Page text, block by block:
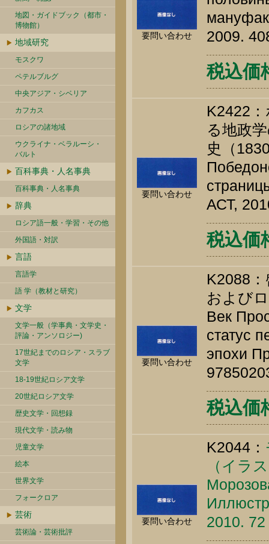
地図・ガイドブック（都市・
博物館）
地域研究
モスクワ
ペテルブルグ
中央アジア・シベリア
カフカス
ロシアの諸地域
ウクライナ・ベラルーシ・
バルト
百科事典・人名事典
百科事典・人名事典
辞典
ロシア語一般・学習・その他
外国語・対訳
言語
言語学
語 学（教材と研究）
文学
文学一般（学事典・文学史・
評論・アンソロジー)
17世紀までのロシア・スラブ
文学
18-19世紀ロシア文学
20世紀ロシア文学
歴史文学・回想録
現代文学・読み物
児童文学
絵本
世界文学
フォークロア
芸術
芸術論・芸術批評
要問い合わせ
2009.
税込価
要問い合わせ
K2422
る地政
史（
АСТ,
税込価
要問い合わせ
K2088
および
Век
статус
эпохи
税込価
要問い合わせ
K2044：
（イラ
2010.